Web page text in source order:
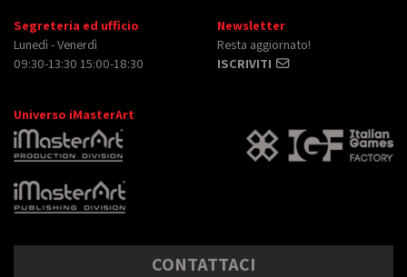
Segreteria ed ufficio
Lunedì - Venerdì
09:30-13:30 15:00-18:30
Newsletter
Resta aggiornato!
ISCRIVITI
Universo iMasterArt
CONTATTACI